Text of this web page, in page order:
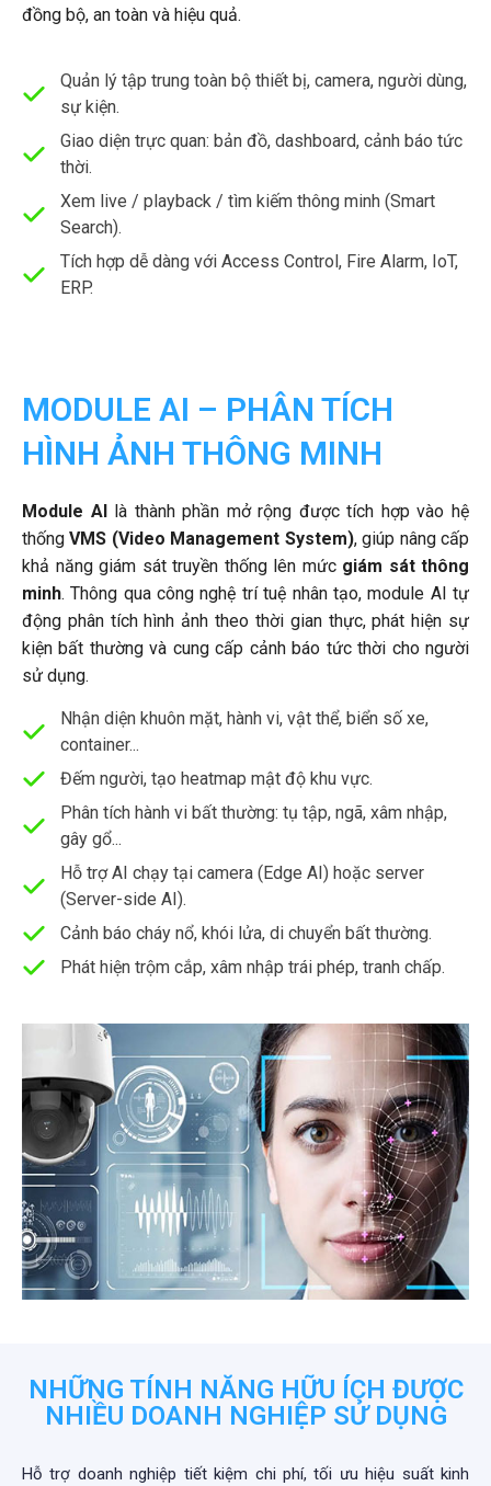
đồng bộ, an toàn và hiệu quả.
Quản lý tập trung toàn bộ thiết bị, camera, người dùng,
sự kiện.
Giao diện trực quan: bản đồ, dashboard, cảnh báo tức
thời.
Xem live / playback / tìm kiếm thông minh (Smart
Search).
Tích hợp dễ dàng với Access Control, Fire Alarm, IoT,
ERP.
MODULE AI – PHÂN TÍCH
HÌNH ẢNH THÔNG MINH
Module AI
là thành phần mở rộng được tích hợp vào hệ
thốngVMS (Video Management System), giúp nâng cấp
khả năng giám sát truyền thống lên mức giám sát thông
minh. Thông qua công nghệ trí tuệ nhân tạo, module AI tự
động phân tích hình ảnh theo thời gian thực, phát hiện sự
kiện bất thường và cung cấp cảnh báo tức thời cho người
sử dụng.
Nhận diện khuôn mặt, hành vi, vật thể, biển số xe,
container...
Đếm người, tạo heatmap mật độ khu vực.
Phân tích hành vi bất thường: tụ tập, ngã, xâm nhập,
gây gổ...
Hỗ trợ AI chạy tại camera (Edge AI) hoặc server
(Server-side AI).
Cảnh báo cháy nổ, khói lửa, di chuyển bất thường.
Phát hiện trộm cắp, xâm nhập trái phép, tranh chấp.
NHỮNG TÍNH NĂNG HỮU ÍCH ĐƯỢC
NHIỀU DOANH NGHIỆP SỬ DỤNG
Hỗ trợ doanh nghiệp tiết kiệm chi phí, tối ưu hiệu suất kinh